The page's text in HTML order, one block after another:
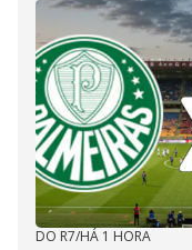
DO R7/HÁ 1 HORA